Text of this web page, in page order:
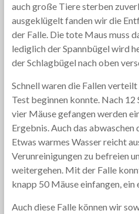
auch große Tiere sterben
ausgeklügelt fanden wir die
der Falle. Die tote Maus muss
lediglich der Spannbügel wird
der Schlagbügel nach oben
Schnell waren die Fallen
Test beginnen konnte. Nach
vier Mäuse gefangen werden
Ergebnis. Auch das
Etwas warmes Wasser reicht
Verunreinigungen zu befreien
weitergehen. Mit der Falle
knapp 50 Mäuse einfangen,
Auch diese Falle können wir